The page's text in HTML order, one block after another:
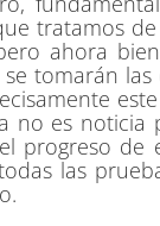
tratamos
ahora
tomarán
no es noticia
progreso de
las